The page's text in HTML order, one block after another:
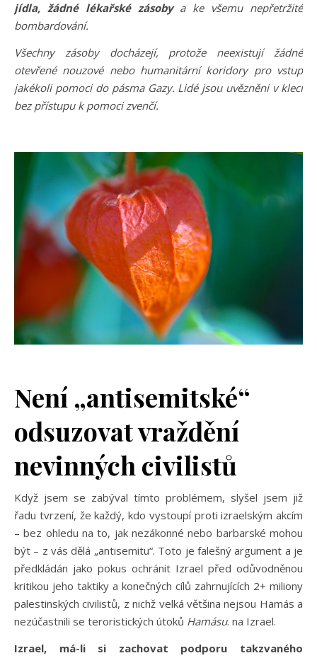
jídla, žádné lékařské zásobya ke všemu nepřetržité
bombardování.
Všechny zásoby docházejí, protože neexistují žádné
otevřené nouzové nebo humanitární koridory pro vstup
jakékoli pomoci do pásma Gazy. Lidé jsou uvězněni v kleci
bez přístupu k pomoci zvenčí.
Není „antisemitské“
odsuzovat vraždění
nevinných civilistů
Když jsem se zabýval tímto problémem, slyšel jsem již
řadu tvrzení, že každý, kdo vystoupí proti izraelským akcím
– bez ohledu na to, jak nezákonné nebo barbarské mohou
být – z vás dělá „antisemitu“. Toto je falešný argument a je
předkládán jako pokus ochránit Izrael před odůvodněnou
kritikou jeho taktiky a konečných cílů zahrnujících 2+ miliony
palestinských civilistů, z nichž velká většina nejsou Hamás a
nezúčastnili se teroristických útoků Hamásu. na Izrael.
Izrael, má-li si zachovat podporu takzvaného